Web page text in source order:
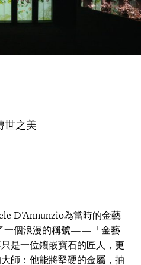
世之美
D’Annunzio為當時的金藝
一個浪漫的稱號——「金藝
是一位鑲嵌寶石的匠人，更
師：他能將堅硬的金屬，抽